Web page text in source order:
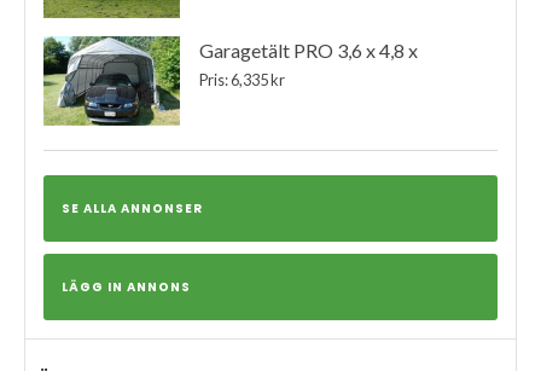
Garagetält PRO 3,6 x 4,8 x
Pris: 6,335 kr
SE ALLA ANNONSER
LÄGG IN ANNONS